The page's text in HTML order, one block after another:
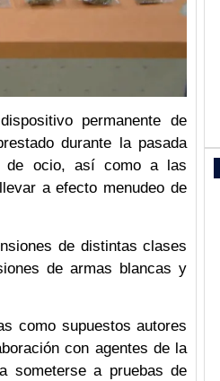
permanente de
durante la pasada
de ocio, así como a las
a efecto menudeo de
de distintas clases
de armas blancas y
como supuestos autores
con agentes de la
someterse a pruebas de